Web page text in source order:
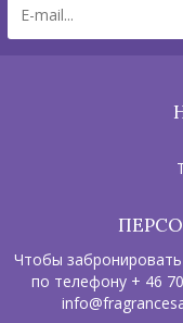
Чтобы
по телефону + 46